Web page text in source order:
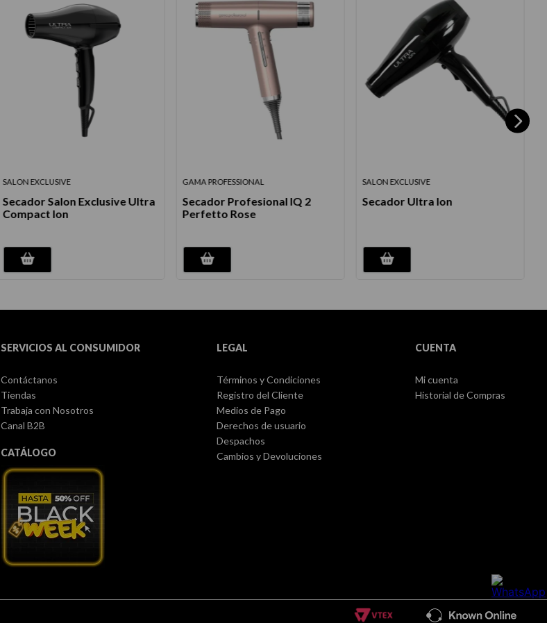
SALON EXCLUSIVE
Secador Salon Exclusive Ultra
Compact Ion
GAMA PROFESSIONAL
Secador Profesional IQ 2
Perfetto Rose
SALON EXCLUSIVE
Secador Ultra Ion
SERVICIOS AL CONSUMIDOR
Contáctanos
Tiendas
Trabaja con Nosotros
Canal B2B
CATÁLOGO
LEGAL
Términos y Condiciones
Registro del Cliente
Medios de Pago
Derechos de usuario
Despachos
Cambios y Devoluciones
CUENTA
Mi cuenta
Historial de Compras